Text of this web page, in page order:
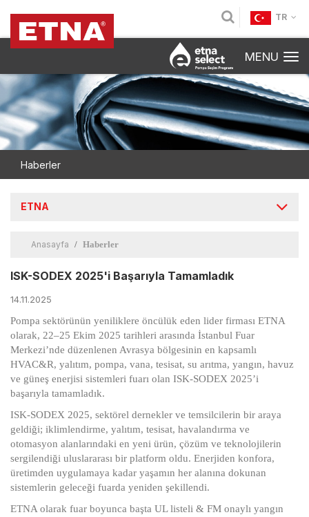
TR
MENU
Haberler
ETNA
Anasayfa Haberler
ISK-SODEX 2025'i Başarıyla Tamamladık
14.11.2025
Pompa sektörünün yeniliklere öncülük eden lider firması ETNA
olarak, 22–25 Ekim 2025 tarihleri arasında İstanbul Fuar
Merkezi’nde düzenlenen Avrasya bölgesinin en kapsamlı
HVAC&R, yalıtım, pompa, vana, tesisat, su arıtma, yangın, havuz
ve güneş enerjisi sistemleri fuarı olan ISK-SODEX 2025’i
başarıyla tamamladık.
ISK-SODEX 2025, sektörel dernekler ve temsilcilerin bir araya
geldiği; iklimlendirme, yalıtım, tesisat, havalandırma ve
otomasyon alanlarındaki en yeni ürün, çözüm ve teknolojilerin
sergilendiği uluslararası bir platform oldu. Enerjiden konfora,
üretimden uygulamaya kadar yaşamın her alanına dokunan
sistemlerin geleceği fuarda yeniden şekillendi.
ETNA olarak fuar boyunca başta UL listeli & FM onaylı yangın